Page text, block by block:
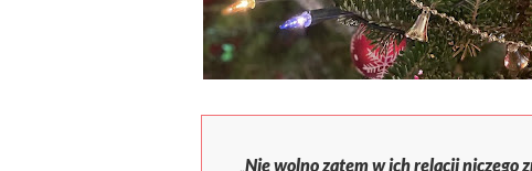
„Nie wolno zatem w ich relacji niczego